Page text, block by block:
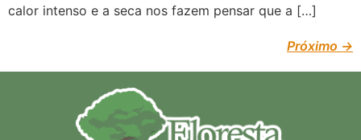
calor intenso e a seca nos fazem pensar que a […]
Próximo →